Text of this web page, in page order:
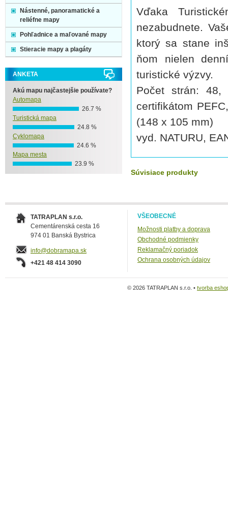
Vďaka
nezabudnete.
ktorý sa stane
ňom nielen
turistické výzvy.
Počet strán: 48,
certifikátom
(148 x 105 mm)
vyd. NATURU,
Súvisiace produkty
Nástenné, panoramatické a
reliéfne mapy
Pohľadnice a maľované mapy
Stieracie mapy a plagáty
ANKETA
Akú mapu najčastejšie používate?
Automapa
26.7 %
Turistická mapa
24.8 %
Cyklomapa
24.6 %
Mapa mesta
23.9 %
TATRAPLAN s.r.o.
Cementárenská cesta 16
974 01 Banská Bystrica
info@dobramapa.sk
+421 48 414 3090
VŠEOBECNÉ
Možnosti platby a doprava
Obchodné podmienky
Reklamačný poriadok
Ochrana osobných údajov
© 2026 TATRAPLAN s.r.o. • tvorba